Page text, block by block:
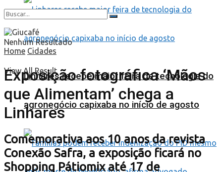
Linhares recebe maior feira de tecnologia do
agronegócio capixaba no início de agosto
Nenhum Resultado
View All Result
Home Cidades
Exposição fotográfica ‘Mãos
que Alimentam’ chega a
Linhares
Comemorativa aos 10 anos da revista
Conexão Safra, a exposição ficará no
Shopping Pátiomix até 17 de